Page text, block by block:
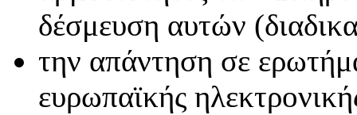
δέσμευση αυτών
την απάντηση σε
ευρωπαϊκής